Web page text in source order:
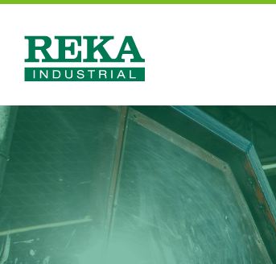
pääsisältöön